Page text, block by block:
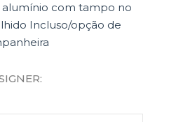
alumínio com tampo no
Incluso/opção de